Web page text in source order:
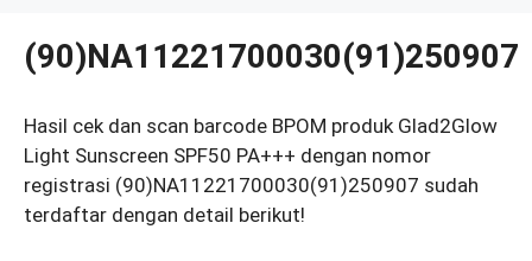
(90)NA11221700030(91)250907
Hasil cek dan scan barcode BPOM produk Glad2Glow
Light Sunscreen SPF50 PA+++ dengan nomor
registrasi (90)NA11221700030(91)250907 sudah
terdaftar dengan detail berikut!